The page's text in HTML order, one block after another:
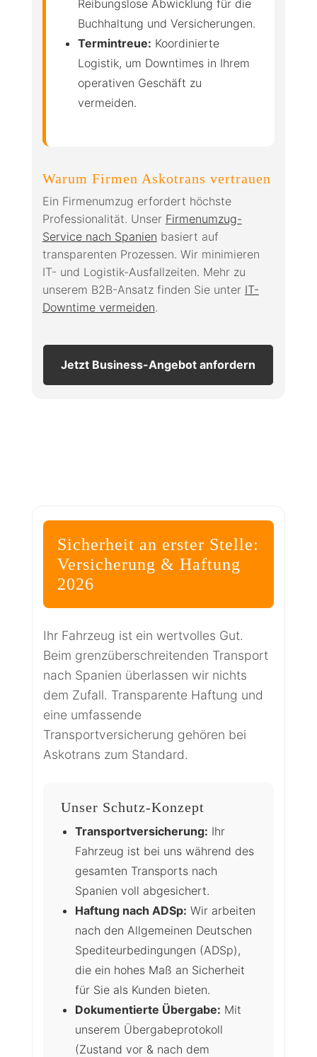
Reibungslose Abwicklung für die
Buchhaltung und Versicherungen.
Termintreue: Koordinierte
Logistik, um Downtimes in Ihrem
operativen Geschäft zu
vermeiden.
Warum Firmen Askotrans vertrauen
Ein Firmenumzug erfordert höchste
Professionalität. Unser Firmenumzug-
Service nach Spanien basiert auf
transparenten Prozessen. Wir minimieren
IT- und Logistik-Ausfallzeiten. Mehr zu
unserem B2B-Ansatz finden Sie unter IT-
Downtime vermeiden.
Jetzt Business-Angebot anfordern
Sicherheit an erster Stelle:
Versicherung & Haftung
2026
Ihr Fahrzeug ist ein wertvolles Gut.
Beim grenzüberschreitenden Transport
nach Spanien überlassen wir nichts
dem Zufall. Transparente Haftung und
eine umfassende
Transportversicherung gehören bei
Askotrans zum Standard.
Unser Schutz-Konzept
Transportversicherung: Ihr
Fahrzeug ist bei uns während des
gesamten Transports nach
Spanien voll abgesichert.
Haftung nach ADSp: Wir arbeiten
nach den Allgemeinen Deutschen
Spediteurbedingungen (ADSp),
die ein hohes Maß an Sicherheit
für Sie als Kunden bieten.
Dokumentierte Übergabe: Mit
unserem Übergabeprotokoll
(Zustand vor & nach dem